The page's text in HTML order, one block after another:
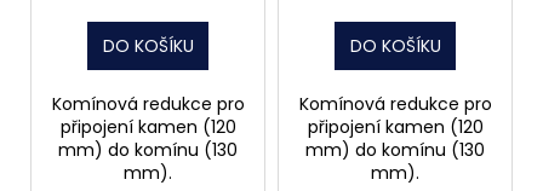
DO KOŠÍKU
Komínová redukce pro
připojení kamen (120
mm) do komínu (130
mm).
DO KOŠÍKU
Komínová redukce pro
připojení kamen (120
mm) do komínu (130
mm).